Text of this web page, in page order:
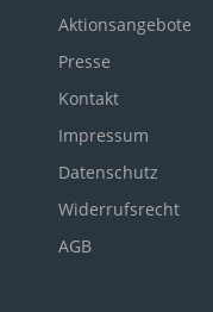
Aktionsangebote
Presse
Kontakt
Impressum
Datenschutz
Widerrufsrecht
AGB